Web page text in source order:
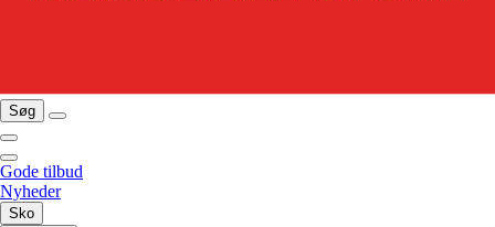
Søg
Gode tilbud
Nyheder
Sko